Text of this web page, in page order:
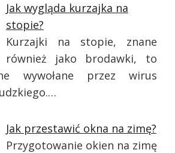
Jak wygląda kurzajka na
stopie?
Kurzajki na stopie, znane
również jako brodawki, to
wywołane przez wirus
Jak przestawić okna na zimę?
Przygotowanie okien na zimę